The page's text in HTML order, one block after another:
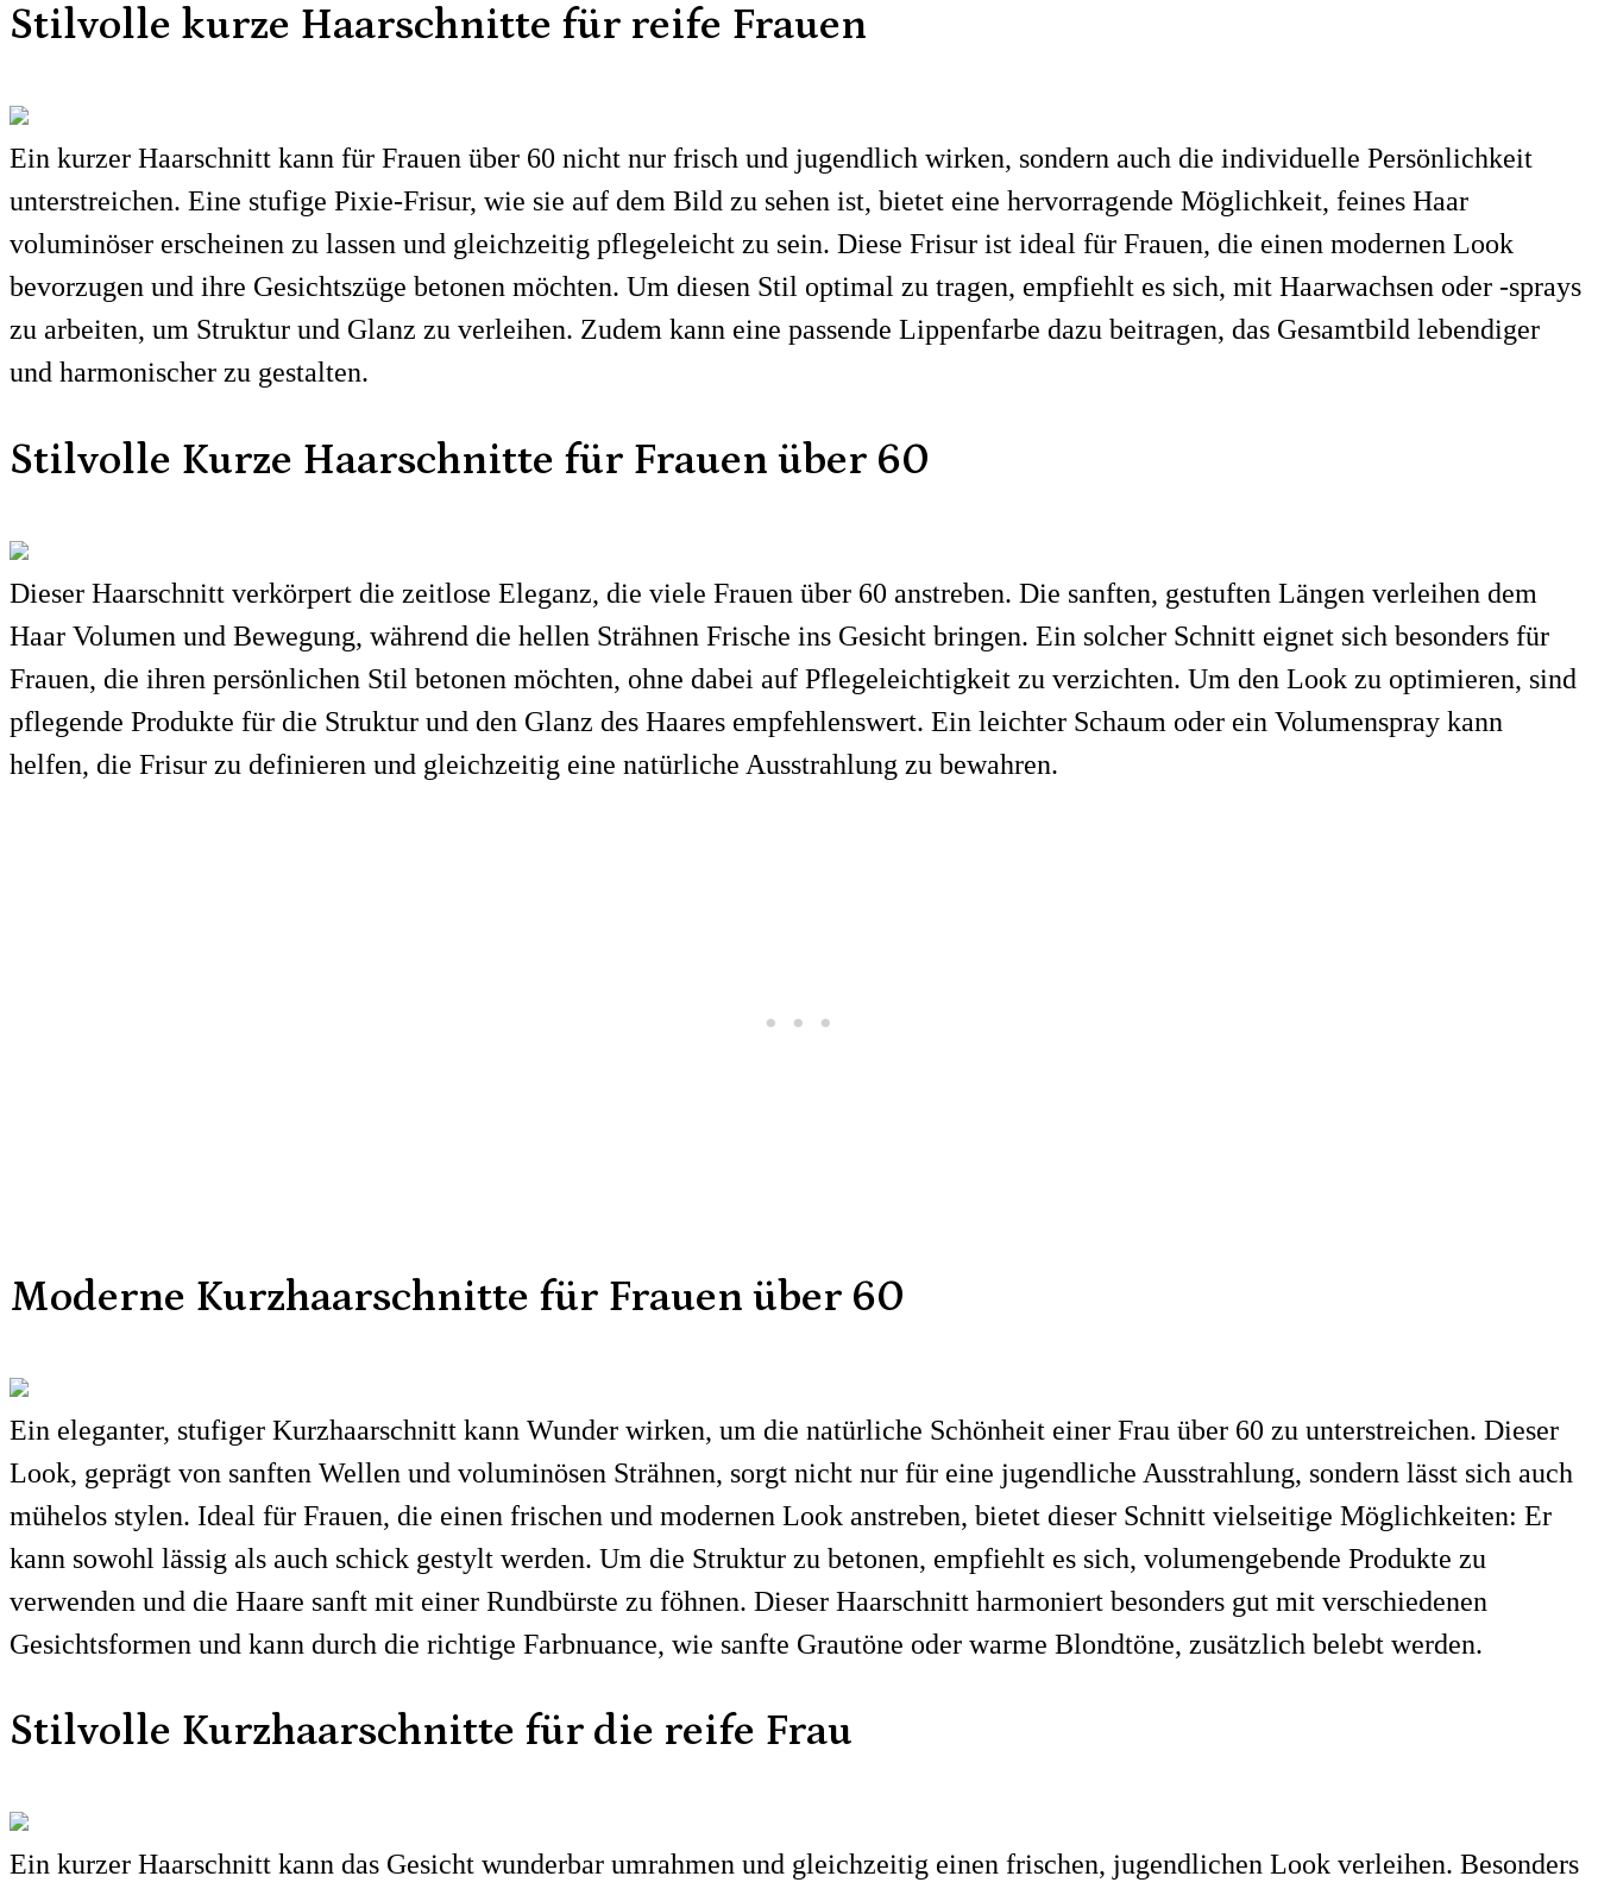
Stilvolle kurze Haarschnitte für reife Frauen
Ein kurzer Haarschnitt kann für Frauen über 60 nicht nur frisch und jugendlich wirken, sondern auch die individuelle Persönlichkeit
unterstreichen. Eine stufige Pixie-Frisur, wie sie auf dem Bild zu sehen ist, bietet eine hervorragende Möglichkeit, feines Haar
voluminöser erscheinen zu lassen und gleichzeitig pflegeleicht zu sein. Diese Frisur ist ideal für Frauen, die einen modernen Look
bevorzugen und ihre Gesichtszüge betonen möchten. Um diesen Stil optimal zu tragen, empfiehlt es sich, mit Haarwachsen oder -sprays
zu arbeiten, um Struktur und Glanz zu verleihen. Zudem kann eine passende Lippenfarbe dazu beitragen, das Gesamtbild lebendiger
und harmonischer zu gestalten.
Stilvolle Kurze Haarschnitte für Frauen über 60
Dieser Haarschnitt verkörpert die zeitlose Eleganz, die viele Frauen über 60 anstreben. Die sanften, gestuften Längen verleihen dem
Haar Volumen und Bewegung, während die hellen Strähnen Frische ins Gesicht bringen. Ein solcher Schnitt eignet sich besonders für
Frauen, die ihren persönlichen Stil betonen möchten, ohne dabei auf Pflegeleichtigkeit zu verzichten. Um den Look zu optimieren, sind
pflegende Produkte für die Struktur und den Glanz des Haares empfehlenswert. Ein leichter Schaum oder ein Volumenspray kann
helfen, die Frisur zu definieren und gleichzeitig eine natürliche Ausstrahlung zu bewahren.
Moderne Kurzhaarschnitte für Frauen über 60
Ein eleganter, stufiger Kurzhaarschnitt kann Wunder wirken, um die natürliche Schönheit einer Frau über 60 zu unterstreichen. Dieser
Look, geprägt von sanften Wellen und voluminösen Strähnen, sorgt nicht nur für eine jugendliche Ausstrahlung, sondern lässt sich auch
mühelos stylen. Ideal für Frauen, die einen frischen und modernen Look anstreben, bietet dieser Schnitt vielseitige Möglichkeiten: Er
kann sowohl lässig als auch schick gestylt werden. Um die Struktur zu betonen, empfiehlt es sich, volumengebende Produkte zu
verwenden und die Haare sanft mit einer Rundbürste zu föhnen. Dieser Haarschnitt harmoniert besonders gut mit verschiedenen
Gesichtsformen und kann durch die richtige Farbnuance, wie sanfte Grautöne oder warme Blondtöne, zusätzlich belebt werden.
Stilvolle Kurzhaarschnitte für die reife Frau
Ein kurzer Haarschnitt kann das Gesicht wunderbar umrahmen und gleichzeitig einen frischen, jugendlichen Look verleihen. Besonders